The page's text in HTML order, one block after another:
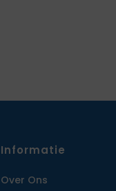
Informatie
Over Ons